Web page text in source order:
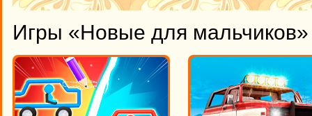
Игры «Новые для мальчиков»